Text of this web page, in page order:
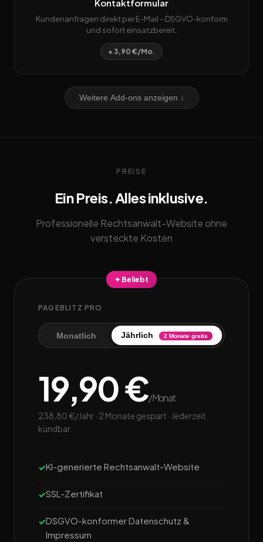
Kontaktformular
Kundenanfragen direkt per E-Mail – DSGVO-konform
und sofort einsatzbereit.
+ 3,90 €/Mo.
Weitere Add-ons anzeigen ↓
PREISE
Ein Preis. Alles inklusive.
Professionelle Rechtsanwalt-Website ohne
versteckte Kosten
✦ Beliebt
PAGEBLITZ PRO
Monatlich Jährlich 2 Monate gratis
19,90 €/Monat
238,80 €/Jahr · 2 Monate gespart · Jederzeit
kündbar.
KI-generierte Rechtsanwalt-Website
SSL-Zertifikat
DSGVO-konformer Datenschutz &
Impressum